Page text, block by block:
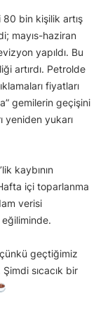
80 bin kişilik artış
mayıs-haziran
yapıldı. Bu
artırdı. Petrolde
fiyatları
gemilerin geçişini
yeniden yukarı
kaybının
içi toparlanma
verisi
eğiliminde.
geçtiğimiz
sıcacık bir